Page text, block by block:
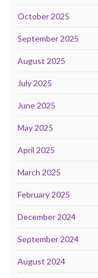
October 2025
September 2025
August 2025
July 2025
June 2025
May 2025
April 2025
March 2025
February 2025
December 2024
September 2024
August 2024